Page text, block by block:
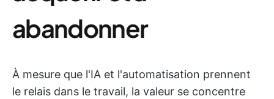
abandonner
À mesure que l'IA et l'automatisation prennent
le relais dans le travail, la valeur se concentre